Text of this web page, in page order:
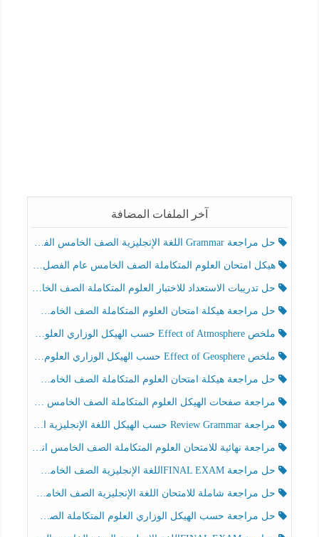
آخر الملفات المضافة
حل مراجعة Grammar اللغة الإنجليزية الصف الخامس الفصل الثالث
هيكل امتحان العلوم المتكاملة الصف الخامس عام الفصل الدراسي الثالث 2025-2026
حل تدريبات الاستعداد للاختبار العلوم المتكاملة الصف الخامس عام الفصل الثالث
حل مراجعة هيكلة امتحان العلوم المتكاملة الصف الخامس انسبير الفصل الثالث
ملخص Effect of Atmosphere حسب الهيكل الوزاري العلوم المتكاملة الصف الخامس انسبير الفصل الثالث
ملخص Effect of Geosphere حسب الهيكل الوزاري العلوم المتكاملة الصف الخامس انسبير الفصل الثالث
حل مراجعة هيكلة امتحان العلوم المتكاملة الصف الخامس عام الفصل الثالث
مراجعة صفحات الهيكل العلوم المتكاملة الصف الخامس انسبير الفصل الثالث
مراجعة Review Grammar حسب الهيكل اللغة الإنجليزية الصف الخامس الفصل الثالث
مراجعة نهائية للامتحان العلوم المتكاملة الصف الخامس انسبير الفصل الثالث
حل مراجعة FINAL EXAMاللغة الإنجليزية الصف الخامس الفصل الثالث
حل مراجعة شاملة للامتحان اللغة الإنجليزية الصف الخامس الفصل الثالث
حل مراجعة حسب الهيكل الوزاري العلوم المتكاملة الصف الخامس عام الفصل الثالث